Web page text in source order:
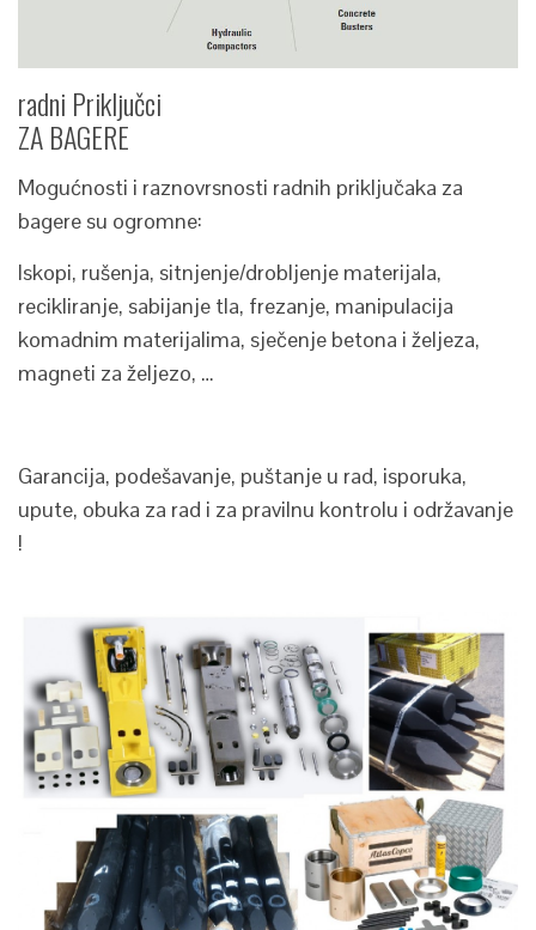
radni Priključci
ZA BAGERE
Mogućnosti i raznovrsnosti radnih priključaka za
bagere su ogromne:
Iskopi, rušenja, sitnjenje/drobljenje materijala,
recikliranje, sabijanje tla, frezanje, manipulacija
komadnim materijalima, sječenje betona i željeza,
magneti za željezo, …
Garancija, podešavanje, puštanje u rad, isporuka,
upute, obuka za rad i za pravilnu kontrolu i održavanje
!